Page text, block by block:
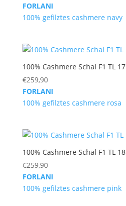
FORLANI
100% gefilztes cashmere navy
100% Cashmere Schal F1 TL 17
€259,90
FORLANI
100% gefilztes cashmere rosa
100% Cashmere Schal F1 TL 18
€259,90
FORLANI
100% gefilztes cashmere pink